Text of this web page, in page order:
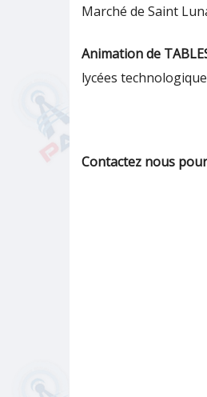
Marché de Saint
Animation de
lycées
Contactez nous